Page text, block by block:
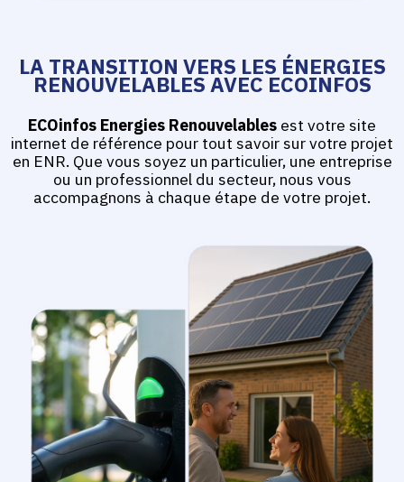
LA TRANSITION VERS LES ÉNERGIES
RENOUVELABLES AVEC ECOINFOS
ECOinfos Energies Renouvelables est votre site
internet de référence pour tout savoir sur votre projet
en ENR. Que vous soyez un particulier, une entreprise
ou un professionnel du secteur, nous vous
accompagnons à chaque étape de votre projet.